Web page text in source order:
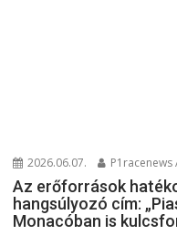
2026.06.07. P1racenews
Az erőforrások
hangsúlyozó cím:
Monacóban is